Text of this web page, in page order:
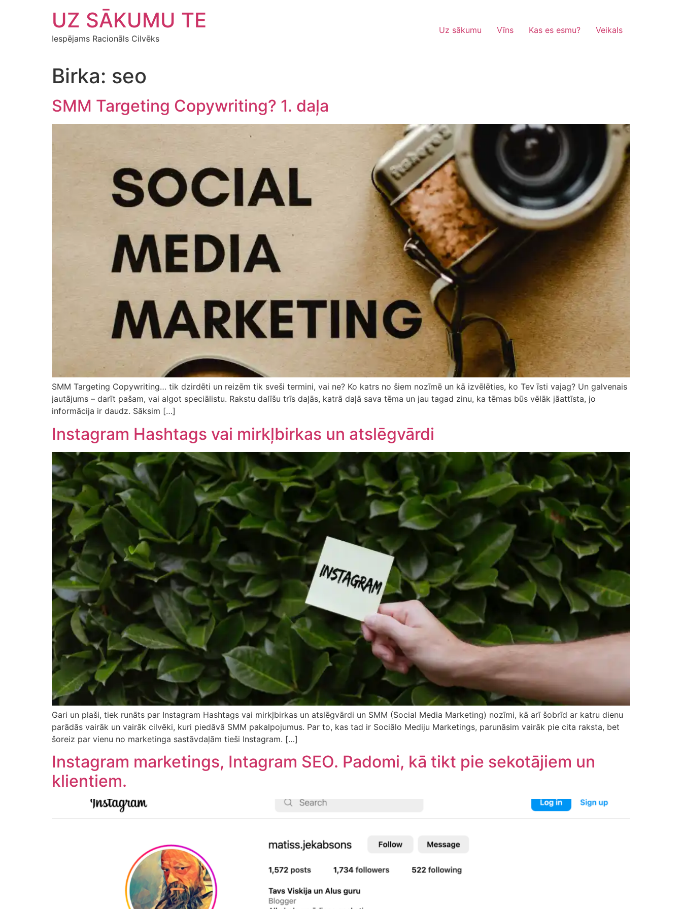
UZ SĀKUMU TE
Iespējams Racionāls Cilvēks
Uz sākumu Vīns Kas es esmu? Veikals
Birka: seo
SMM Targeting Copywriting? 1. daļa
SMM Targeting Copywriting… tik dzirdēti un reizēm tik sveši termini, vai ne? Ko katrs no šiem nozīmē un kā izvēlēties, ko Tev īsti vajag? Un galvenais
jautājums – darīt pašam, vai algot speciālistu. Rakstu dalīšu trīs daļās, katrā daļā sava tēma un jau tagad zinu, ka tēmas būs vēlāk jāattīsta, jo
informācija ir daudz. Sāksim […]
Instagram Hashtags vai mirkļbirkas un atslēgvārdi
Gari un plaši, tiek runāts par Instagram Hashtags vai mirkļbirkas un atslēgvārdi un SMM (Social Media Marketing) nozīmi, kā arī šobrīd ar katru dienu
parādās vairāk un vairāk cilvēki, kuri piedāvā SMM pakalpojumus. Par to, kas tad ir Sociālo Mediju Marketings, parunāsim vairāk pie cita raksta, bet
šoreiz par vienu no marketinga sastāvdaļām tieši Instagram. […]
Instagram marketings, Intagram SEO. Padomi, kā tikt pie sekotājiem un
klientiem.